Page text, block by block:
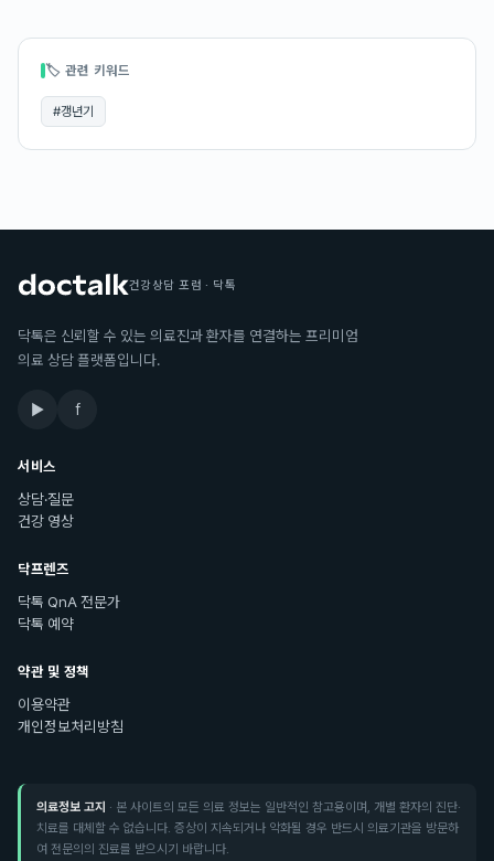
🏷 관련 키워드
#갱년기
건강상담 포럼 · 닥톡
닥톡은 신뢰할 수 있는 의료진과 환자를 연결하는 프리미엄
의료 상담 플랫폼입니다.
▶ f
서비스
상담·질문
건강 영상
닥프렌즈
닥톡 QnA 전문가
닥톡 예약
약관 및 정책
이용약관
개인정보처리방침
의료정보 고지 · 본 사이트의 모든 의료 정보는 일반적인 참고용이며, 개별 환자의 진단·
치료를 대체할 수 없습니다. 증상이 지속되거나 악화될 경우 반드시 의료기관을 방문하
여 전문의의 진료를 받으시기 바랍니다.